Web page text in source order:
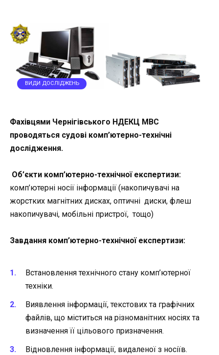
ВИДИ ДОСЛІДЖЕНЬ
Фахівцями Чернігівського НДЕКЦ МВС
проводяться судові комп’ютерно-технічні
дослідження.
Об’єкти комп’ютерно-технічної експертизи:
комп’ютерні носії інформації (накопичувачі на
жорстких магнітних дисках, оптичні диски, флеш
накопичувачі, мобільні пристрої, тощо)
Завдання комп’ютерно-технічної експертизи:
Встановлення технічного стану комп’ютерної
техніки.
Виявлення інформації, текстових та графічних
файлів, що міститься на різноманітних носіях та
визначення її цільового призначення.
Відновлення інформації, видаленої з носіїв.